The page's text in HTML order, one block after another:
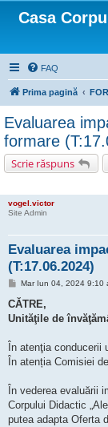
Casa
FAQ
Prima pagină
Evaluarea
formare
Scrie răspuns
vogel.victor
Site Admin
Evaluarea
(T:17.06.2024)
M
s
j
Mar Iun 04, 2024 9:10
CĂTRE,
Unităţile de
În atenţia
În atenția Comisiei
În vederea evaluării
Corpului Didactic
putea adapta Oferta